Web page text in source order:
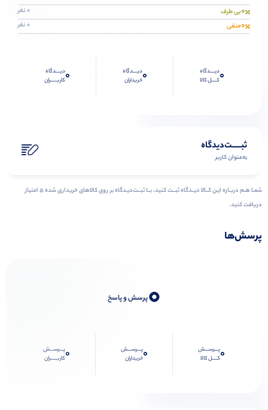
0بی طرف 0 نفر
0منفی 0 نفر
0دیــــدگاه
کــــل کالا
0دیــــدگاه
خریداران
0دیــــدگاه
کاربـــــران
ثبـــــت‌دیدگاه
به‌عنوان کاربر
شمـا هـم دربـاره ایـن کــالا دیــدگاه ثبــت کنید، بــا ثبــت‌دیـدگاه بر روی کالاهای خریداری شده ۵ امتیاز
دریافت کنید.
پرسش‌ها
0پرسش و پاسخ
0پـــرســـش
کــــل کالا
0پـــرســـش
خریداران
0پـــرســـش
کاربـــــران